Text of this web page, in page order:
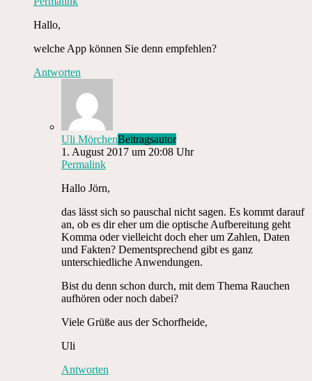
Hallo,
welche App können Sie denn empfehlen?
Antworten
Uli MörchenBeitragsautor
1. August 2017 um 20:08 Uhr
Permalink
Hallo Jörn,
das lässt sich so pauschal nicht sagen. Es kommt darauf
an, ob es dir eher um die optische Aufbereitung geht
Komma oder vielleicht doch eher um Zahlen, Daten
und Fakten? Dementsprechend gibt es ganz
unterschiedliche Anwendungen.
Bist du denn schon durch, mit dem Thema Rauchen
aufhören oder noch dabei?
Viele Grüße aus der Schorfheide,
Uli
Antworten